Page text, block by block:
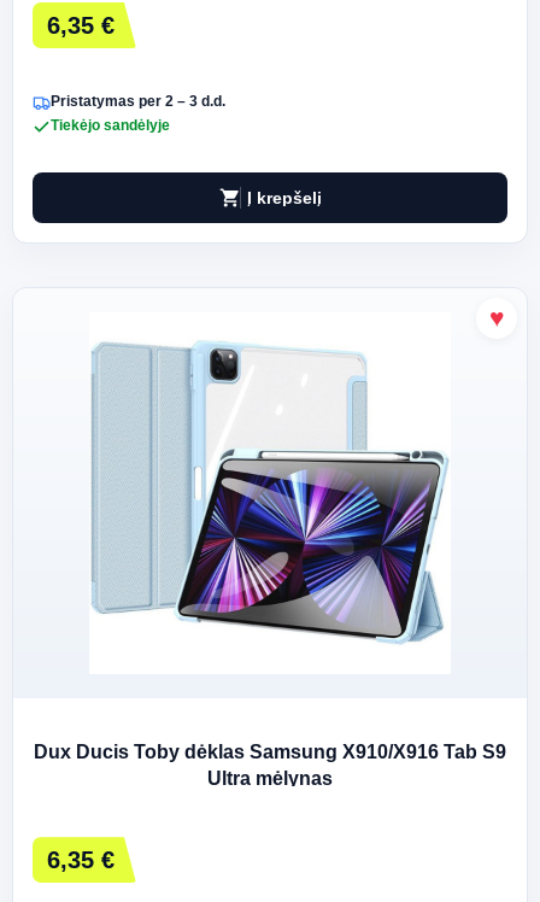
6,35 €
Pristatymas per 2 – 3 d.d.
Tiekėjo sandėlyje
shopping_cart Į krepšelį
Dux Ducis Toby dėklas Samsung X910/X916 Tab S9
Ultra mėlynas
6,35 €